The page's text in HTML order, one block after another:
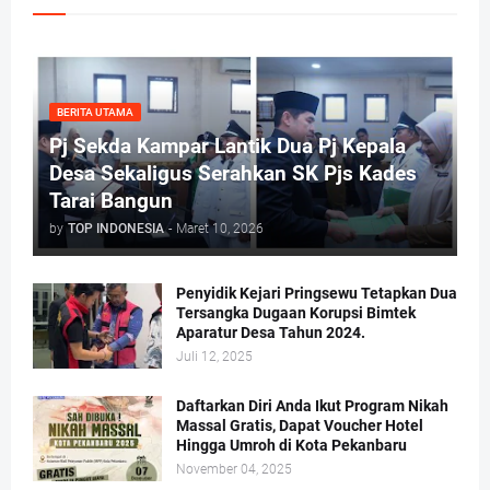
BERITA UTAMA
Pj Sekda Kampar Lantik Dua Pj Kepala
Desa Sekaligus Serahkan SK Pjs Kades
Tarai Bangun
by TOP INDONESIA - Maret 10, 2026
Penyidik Kejari Pringsewu Tetapkan Dua
Tersangka Dugaan Korupsi Bimtek
Aparatur Desa Tahun 2024.
Juli 12, 2025
Daftarkan Diri Anda Ikut Program Nikah
Massal Gratis, Dapat Voucher Hotel
Hingga Umroh di Kota Pekanbaru
November 04, 2025